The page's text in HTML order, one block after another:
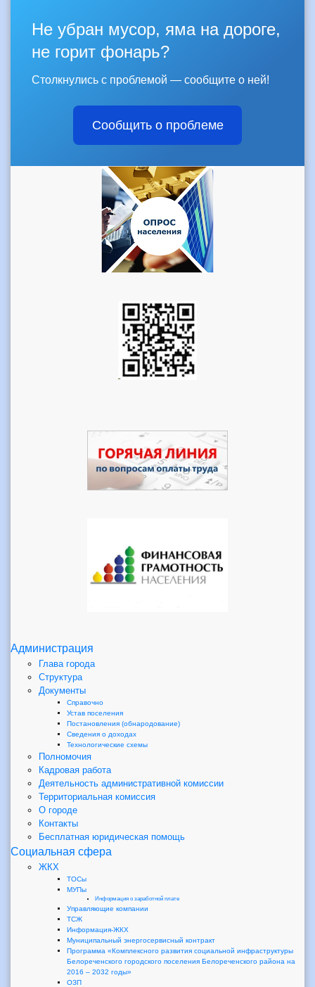
Не убран мусор, яма на дороге,
не горит фонарь?
Столкнулись с проблемой — сообщите о ней!
Сообщить о проблеме
Администрация
Глава города
Структура
Документы
Справочно
Устав поселения
Постановления (обнародование)
Сведения о доходах
Технологические схемы
Полномочия
Кадровая работа
Деятельность административной комиссии
Территориальная комиссия
О городе
Контакты
Бесплатная юридическая помощь
Социальная сфера
ЖКХ
ТОСы
МУПы
Информация о заработной плате
Управляющие компании
ТСЖ
Информация-ЖКХ
Муниципальный энергосервисный контракт
Программа «Комплексного развития социальной инфраструктуры
Белореченского городского поселения Белореченского района на
2016 – 2032 годы»
ОЗП